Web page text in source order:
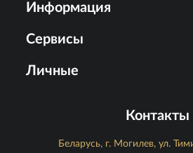
Информация
Сервисы
Личные
Контакты
Беларусь, г. Могилев, ул.